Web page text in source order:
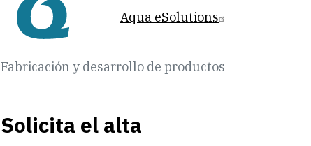
Fabricación y desarrollo de productos
Aqua eSolutions
Solicita el alta